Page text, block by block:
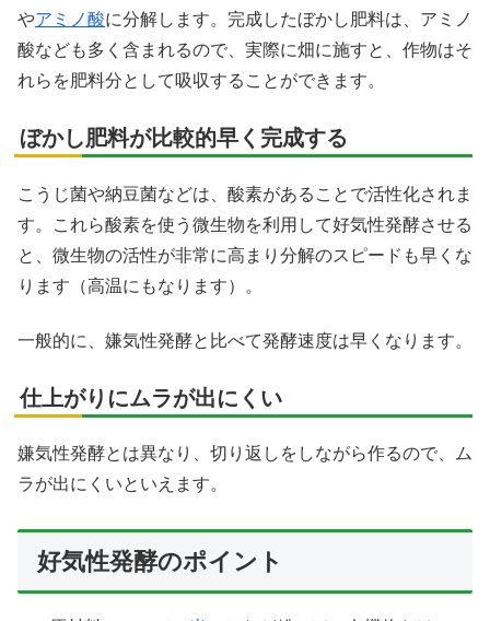
やアミノ酸に分解します。完成したぼかし肥料は、アミノ
酸なども多く含まれるので、実際に畑に施すと、作物はそ
れらを肥料分として吸収することができます。
ぼかし肥料が比較的早く完成する
こうじ菌や納豆菌などは、酸素があることで活性化されま
す。これら酸素を使う微生物を利用して好気性発酵させる
と、微生物の活性が非常に高まり分解のスピードも早くな
ります（高温にもなります）。
一般的に、嫌気性発酵と比べて発酵速度は早くなります。
仕上がりにムラが出にくい
嫌気性発酵とは異なり、切り返しをしながら作るので、ム
ラが出にくいといえます。
好気性発酵のポイント